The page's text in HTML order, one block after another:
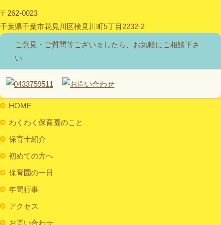
〒262-0023
千葉県千葉市花見川区検見川町5丁目2232-2
ご意見・ご質問等ございましたら、お気軽にご相談下さ
い
HOME
わくわく保育園のこと
保育士紹介
初めての方へ
保育園の一日
年間行事
アクセス
お問い合わせ